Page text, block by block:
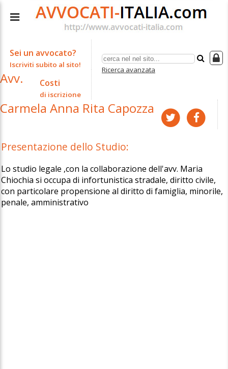
Ricerca avanzata
Sei un avvocato?
Iscriviti subito al sito!
Costi
di iscrizione
Avv.
Carmela Anna Rita Capozza
Presentazione dello Studio:
Lo studio legale ,con la collaborazione dell'avv. Maria
Chiochia si occupa di infortunistica stradale, diritto civile,
con particolare propensione al diritto di famiglia, minorile,
penale, amministrativo